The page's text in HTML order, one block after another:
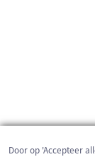
Door op 'Accepteer